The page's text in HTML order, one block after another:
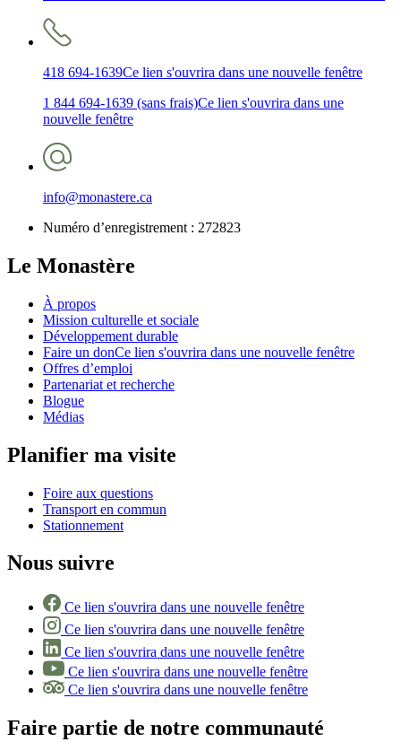
418 694-1639Ce lien s'ouvrira dans une nouvelle fenêtre
1 844 694-1639 (sans frais)Ce lien s'ouvrira dans une
nouvelle fenêtre
info@monastere.ca
Numéro d’enregistrement : 272823
Le Monastère
À propos
Mission culturelle et sociale
Développement durable
Faire un donCe lien s'ouvrira dans une nouvelle fenêtre
Offres d’emploi
Partenariat et recherche
Blogue
Médias
Planifier ma visite
Foire aux questions
Transport en commun
Stationnement
Nous suivre
Ce lien s'ouvrira dans une nouvelle fenêtre
Ce lien s'ouvrira dans une nouvelle fenêtre
Ce lien s'ouvrira dans une nouvelle fenêtre
Ce lien s'ouvrira dans une nouvelle fenêtre
Ce lien s'ouvrira dans une nouvelle fenêtre
Faire partie de notre communauté